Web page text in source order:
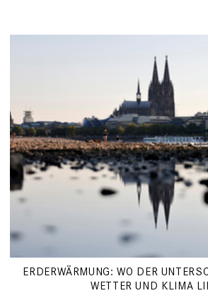
ERDERWÄRMUNG: WO DER
WETTER UND KLIMA